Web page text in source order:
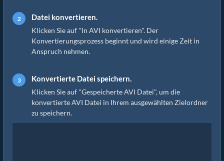
Datei konvertieren.
Klicken Sie auf "In AVI konvertieren". Der
Konvertierungsprozess beginnt und wird einige Zeit in
Anspruch nehmen.
Konvertierte Datei speichern.
Klicken Sie auf "Gespeicherte AVI Datei", um die
konvertierte AVI Datei in Ihrem ausgewählten Zielordner
zu speichern.